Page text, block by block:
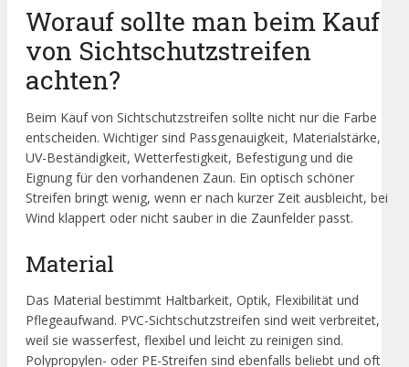
Worauf sollte man beim Kauf
von Sichtschutzstreifen
achten?
Beim Kauf von Sichtschutzstreifen sollte nicht nur die Farbe
entscheiden. Wichtiger sind Passgenauigkeit, Materialstärke,
UV-Beständigkeit, Wetterfestigkeit, Befestigung und die
Eignung für den vorhandenen Zaun. Ein optisch schöner
Streifen bringt wenig, wenn er nach kurzer Zeit ausbleicht, bei
Wind klappert oder nicht sauber in die Zaunfelder passt.
Material
Das Material bestimmt Haltbarkeit, Optik, Flexibilität und
Pflegeaufwand. PVC-Sichtschutzstreifen sind weit verbreitet,
weil sie wasserfest, flexibel und leicht zu reinigen sind.
Polypropylen- oder PE-Streifen sind ebenfalls beliebt und oft